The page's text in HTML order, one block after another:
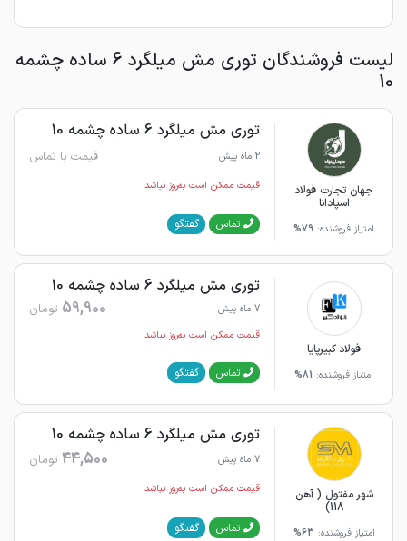
لیست فروشندگان توری مش میلگرد 6 ساده چشمه
10
جهان تجارت فولاد
اسپادانا
امتیاز فروشنده: 79%
توری مش میلگرد 6 ساده چشمه 10
2 ماه پیش قیمت با تماس
قیمت ممکن است به‌روز نباشد
تماس گفتگو
فولاد کبیرپایا
امتیاز فروشنده: 81%
توری مش میلگرد 6 ساده چشمه 10
7 ماه پیش 59,900 تومان
قیمت ممکن است به‌روز نباشد
تماس گفتگو
شهر مفتول ( آهن
118)
امتیاز فروشنده: 63%
توری مش میلگرد 6 ساده چشمه 10
7 ماه پیش 44,500 تومان
قیمت ممکن است به‌روز نباشد
تماس گفتگو